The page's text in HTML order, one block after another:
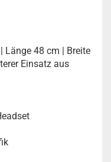
Länge 48 cm | Breite
Einsatz aus